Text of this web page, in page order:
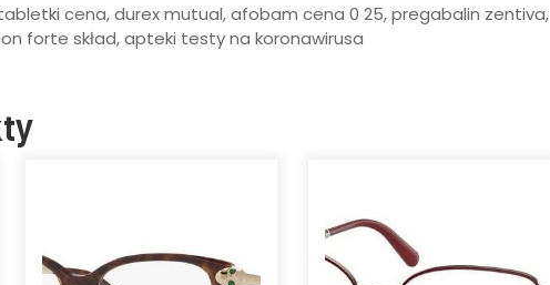
cena, durex mutual, afobam cena 0 25, pregabalin zentiva,
forte skład, apteki testy na koronawirusa